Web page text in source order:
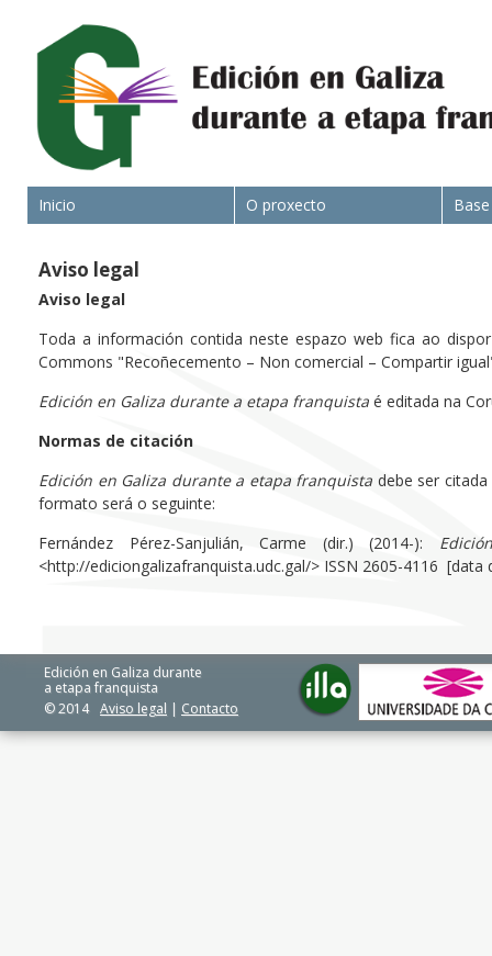
Inicio O proxecto
Aviso legal
Aviso legal
Toda a información contida neste espazo web fica ao
Commons "Recoñecemento – Non comercial – Compartir
Edición en Galiza durante a etapa franquista é editada na
Normas de citación
Edición en Galiza durante a etapa franquista debe ser
formato será o seguinte:
Fernández Pérez-Sanjulián, Carme (dir.) (2014-):
<http://ediciongalizafranquista.udc.gal/> ISSN 2605-4116
Edición en Galiza durante
a etapa franquista
© 2014 Aviso legal | Contacto